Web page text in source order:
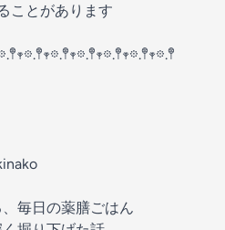
ことがあります
毎日の薬膳ごはん